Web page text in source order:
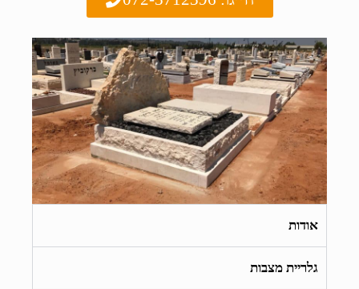
אודות
גלריית מצבות